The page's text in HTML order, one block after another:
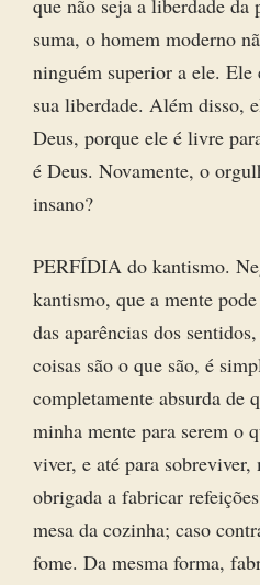
que não seja a liberdade
suma, o homem moderno
ninguém superior a ele.
sua liberdade. Além disso,
Deus, porque ele é livre
é Deus. Novamente, o
insano?
PERFÍDIA do kantismo.
kantismo, que a mente
das aparências dos
coisas são o que são, é
completamente absurda de
minha mente para serem o
viver, e até para sobreviver,
obrigada a fabricar
mesa da cozinha; caso
fome. Da mesma forma,